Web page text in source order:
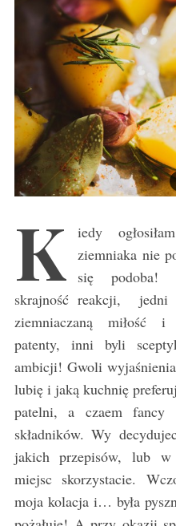
K
iedy
ziemniaka nie
się podoba!
skrajność reakcji, jedni
ziemniaczaną miłość i
patenty, inni byli
ambicji! Gwoli
lubię i jaką kuchnię
patelni, a czaem fancy
składników. Wy
jakich przepisów, lub w
miejsc skorzystacie.
moja kolacja i… była